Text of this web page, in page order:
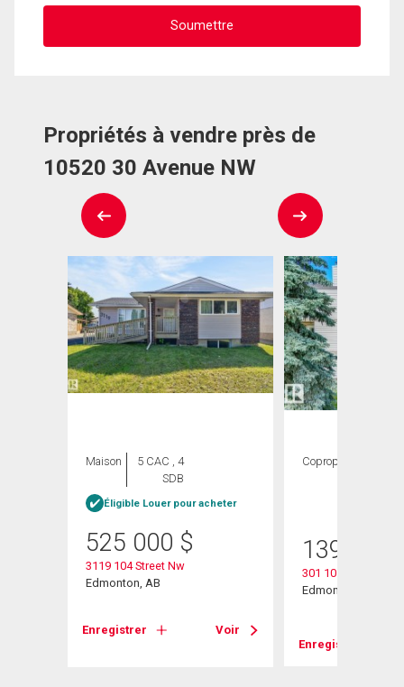
Propriétés à vendre près de
10520 30 Avenue NW
Maison
5 CAC , 4
SDB
Éligible Louer pour acheter
525 000 $
3119 104 Street Nw
Edmonton, AB
Enregistrer Voir
Copropriété
139 999
301 10528 29
Edmonton, AB
Enregistrer